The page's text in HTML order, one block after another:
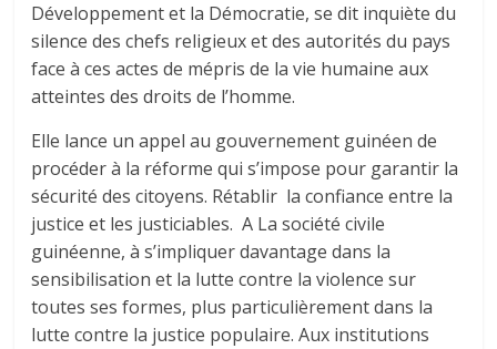
Développement et la Démocratie, se dit inquiète du
silence des chefs religieux et des autorités du pays
face à ces actes de mépris de la vie humaine aux
atteintes des droits de l’homme.
Elle lance un appel au gouvernement guinéen de
procéder à la réforme qui s’impose pour garantir la
sécurité des citoyens. Rétablir la confiance entre la
justice et les justiciables. A La société civile
guinéenne, à s’impliquer davantage dans la
sensibilisation et la lutte contre la violence sur
toutes ses formes, plus particulièrement dans la
lutte contre la justice populaire. Aux institutions